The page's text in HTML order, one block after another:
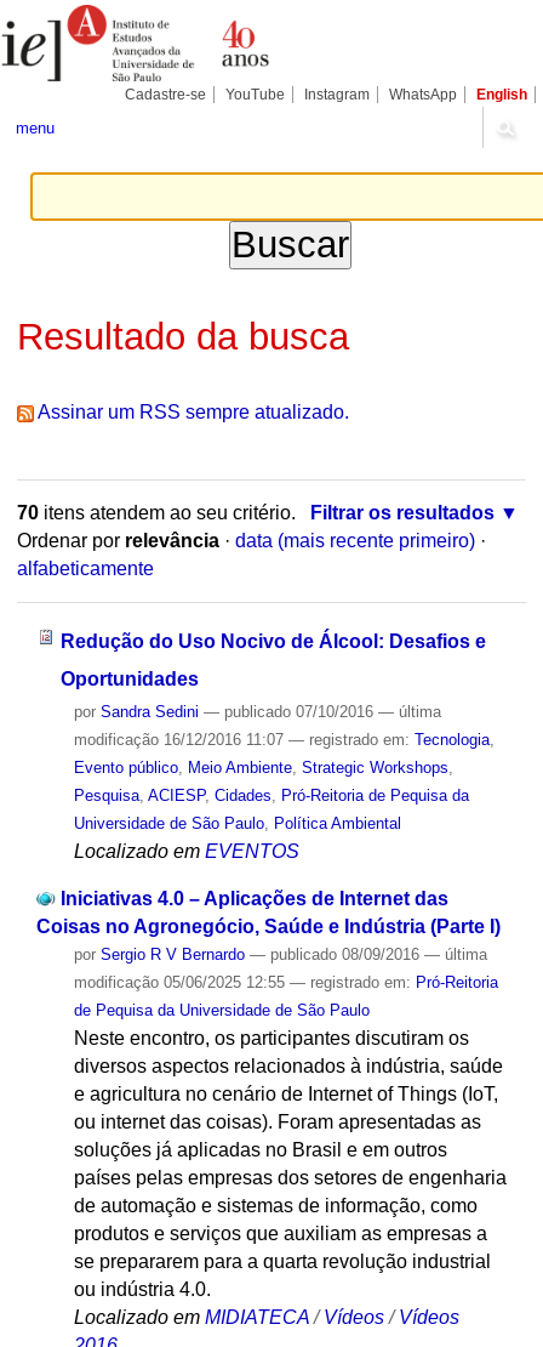
para
conteúdo.
Pessoais
Cadastre-se YouTube Instagram WhatsApp English
menu
Resultado da busca
Assinar um RSS sempre atualizado.
70itens atendem ao seu critério.
Filtrar os resultados
Ordenar por relevância · data (mais recente primeiro) ·
alfabeticamente
Redução do Uso Nocivo de Álcool: Desafios e
Oportunidades
por Sandra Sedini — publicado07/10/2016 — última
modificação16/12/2016 11:07 — registrado em: Tecnologia,
Evento público, Meio Ambiente, Strategic Workshops
Pesquisa, ACIESP, Cidades
Pró-Reitoria de Pequisa da
Universidade de São Paulo, Política Ambiental
Localizado em EVENTOS
Iniciativas 4.0 – Aplicações de Internet das
Coisas no Agronegócio, Saúde e Indústria (Parte I)
por Sergio R V Bernardo — publicado08/09/2016 — última
modificação05/06/2025 12:55 — registrado em: Pró-Reitoria
de Pequisa da Universidade de São Paulo
Neste encontro, os participantes discutiram os
diversos aspectos relacionados à indústria, saúde
e agricultura no cenário de Internet of Things (IoT,
ou internet das coisas). Foram apresentadas as
soluções já aplicadas no Brasil e em outros
países pelas empresas dos setores de engenharia
de automação e sistemas de informação, como
produtos e serviços que auxiliam as empresas a
se prepararem para a quarta revolução industrial
ou indústria 4.0.
Localizado em MIDIATECA /Vídeos /Vídeos